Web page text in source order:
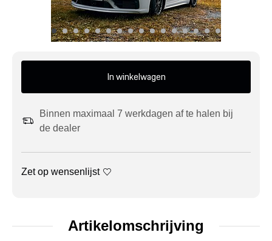
In winkelwagen
Binnen maximaal 7 werkdagen af te halen bij
de dealer
Zet op wensenlijst
Artikelomschrijving